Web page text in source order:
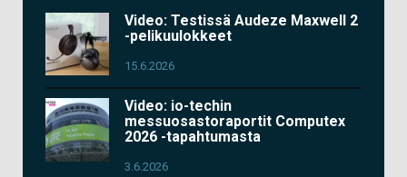
Video: Testissä Audeze Maxwell 2
-pelikuulokkeet
15.6.2026
Video: io-techin
messuosastoraportit Computex
2026 -tapahtumasta
3.6.2026